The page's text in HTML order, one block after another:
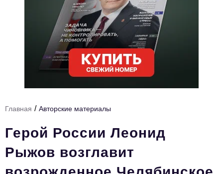
Тема номера
Инфраструктура развития
Технологии и тренды
Ниши и рынки
Цитаты
Главная / Авторские материалы
Герой России Леонид
Рыжов возглавит